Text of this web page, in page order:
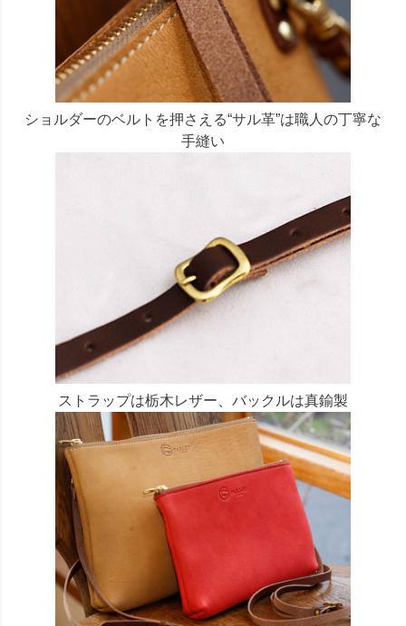
ショルダーのベルトを押さえる“サル革”は職人の丁寧な
手縫い
ストラップは栃木レザー、バックルは真鍮製